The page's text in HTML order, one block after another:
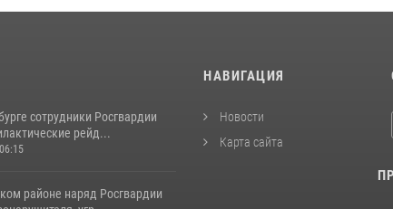
сотрудники Росгвардии
рейд...
районе наряд Росгвардии
НАВИГАЦИЯ
Новости
Карта сайта